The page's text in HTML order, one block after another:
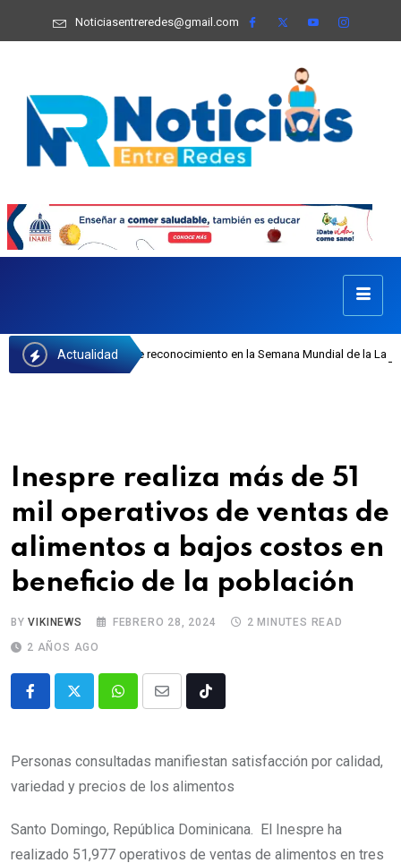
Noticiasentreredes@gmail.com
Actualidad
recibe reconocimiento en la Semana Mundial de la Lactancia Materna
Inespre realiza más de 51
mil operativos de ventas de
alimentos a bajos costos en
beneficio de la población
BYVIKINEWS FEBRERO 28, 2024
2 MINUTES READ
2 AÑOS AGO
Personas consultadas manifiestan satisfacción por calidad,
variedad y precios de los alimentos
Santo Domingo, República Dominicana. El Inespre ha
realizado 51,977 operativos de ventas de alimentos en tres